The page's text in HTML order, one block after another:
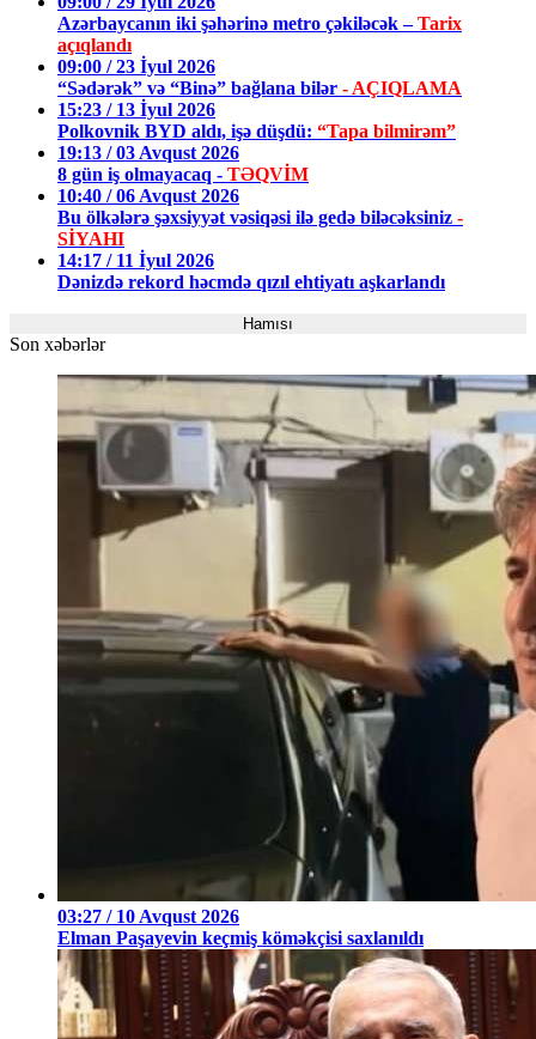
Azərbaycanın iki şəhərinə metro çəkiləcək –Tarix
açıqlandı
09:00 / 23 İyul 2026
“Sədərək” və “Binə” bağlana bilər - AÇIQLAMA
15:23 / 13 İyul 2026
Polkovnik BYD aldı, işə düşdü: “Tapa bilmirəm”
19:13 / 03 Avqust 2026
8 gün iş olmayacaq - TƏQVİM
10:40 / 06 Avqust 2026
Bu ölkələrə şəxsiyyət vəsiqəsi ilə gedə biləcəksiniz -
SİYAHI
14:17 / 11 İyul 2026
Dənizdə rekord həcmdə qızıl ehtiyatı aşkarlandı
Hamısı
Son xəbərlər
03:27 / 10 Avqust 2026
Elman Paşayevin keçmiş köməkçisi saxlanıldı